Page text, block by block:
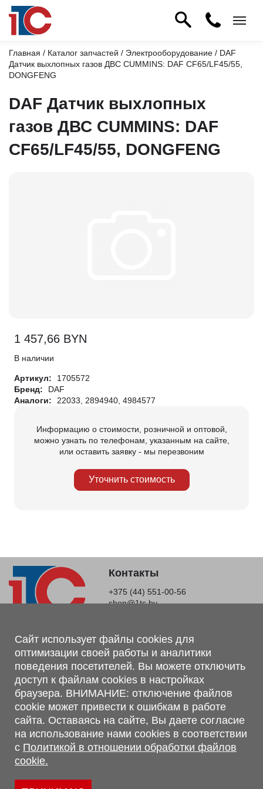
Главная / Каталог запчастей / Электрооборудование / DAF
Датчик выхлопных газов ДВС CUMMINS: DAF CF65/LF45/55,
DONGFENG
DAF Датчик выхлопных
газов ДВС CUMMINS: DAF
CF65/LF45/55, DONGFENG
1 457,66 BYN
В наличии
Артикул:
1705572
Бренд:
DAF
Аналоги:
22033, 2894940, 4984577
Информацию о стоимости, розничной и оптовой,
можно узнать по телефонам, указанным на сайте,
или оставить заявку - мы перезвоним
Уточнить стоимость
Контакты
+375 (44) 551-00-56
shop@1tc.by
Магазин, склад
г. Минск, Минский р-н, п. Привольный, ул. Мира, 20А,
223062
г. Брест, ул. Лейтенанта Рябцева, 108 В, 224701
Обращаем Ваше внимание, что вся предоставленная на сайте
информация, касающаяся комплектаций, технических
характеристик, цветовых сочетаний, а также стоимости и
сервисного обслуживания носит информационный характер и
не является публичной офертой, определяемой п.2 ст.407
Гражданского кодекса Республики Беларусь.
Политика обработки персональных данных
Сайт использует файлы cookies для
оптимизации своей работы и аналитики
поведения посетителей. Вы можете отключить
доступ к файлам cookies в настройках
браузера. ВНИМАНИЕ: отключение файлов
cookie может привести к ошибкам в работе
сайта. Оставаясь на сайте, Вы даете согласие
на использование нами cookies в соответствии
с Политикой в отношении обработки файлов
cookie.